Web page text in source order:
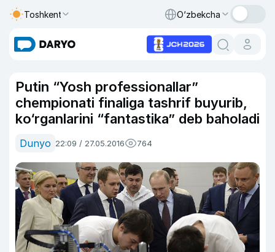
Toshkent O‘zbekcha
Putin “Yosh professionallar”
chempionati finaliga tashrif buyurib,
ko‘rganlarini “fantastika” deb baholadi
Dunyo 22:09 / 27.05.2016 764